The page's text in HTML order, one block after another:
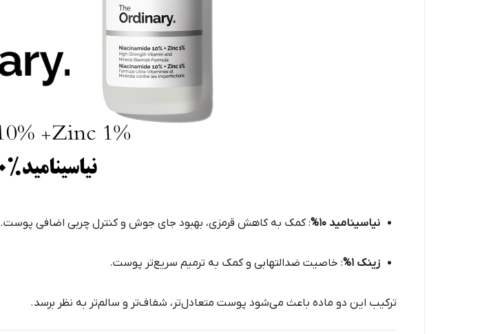
نیاسینامید 10% : کمک به کاهش قرمزی، بهبود جای جوش و کنترل چربی اضافی پوست.
زینک 1% : خاصیت ضدالتهابی و کمک به ترمیم سریع‌تر پوست.
ترکیب این دو ماده باعث می‌شود پوست متعادل‌تر، شفاف‌تر و سالم‌تر به نظر برسد.